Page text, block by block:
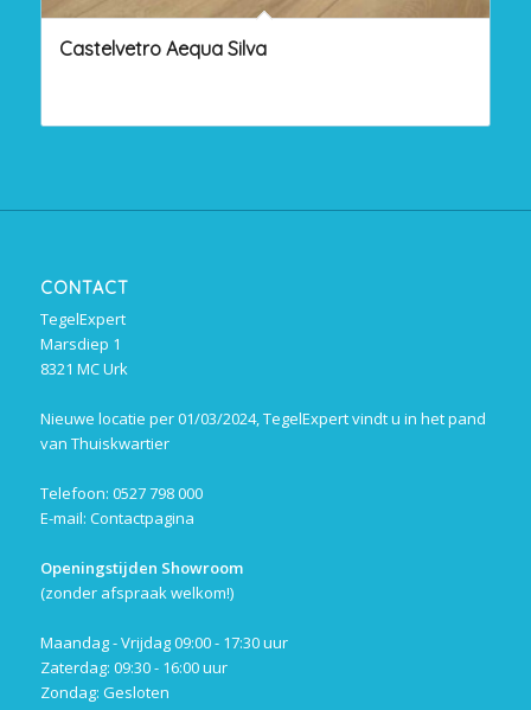
Castelvetro Aequa Silva
CONTACT
TegelExpert
Marsdiep 1
8321 MC Urk
Nieuwe locatie per 01/03/2024, TegelExpert vindt u in het pand
van Thuiskwartier
Telefoon: 0527 798 000
E-mail: Contactpagina
Openingstijden Showroom
(zonder afspraak welkom!)
Maandag - Vrijdag 09:00 - 17:30 uur
Zaterdag: 09:30 - 16:00 uur
Zondag: Gesloten